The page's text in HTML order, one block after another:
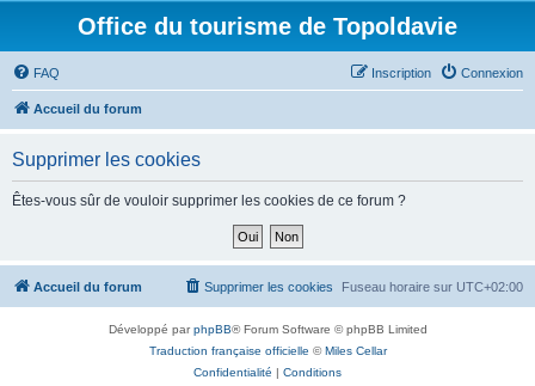
Office du tourisme de Topoldavie
FAQ Connexion
Inscription
Accueil du forum
Supprimer les cookies
Êtes-vous sûr de vouloir supprimer les cookies de ce forum ?
Accueil du forum Fuseau horaire sur UTC+02:00
Supprimer les cookies
Développé parphpBB® Forum Software © phpBB Limited
Traduction française officielle ©Miles Cellar
Confidentialité | Conditions